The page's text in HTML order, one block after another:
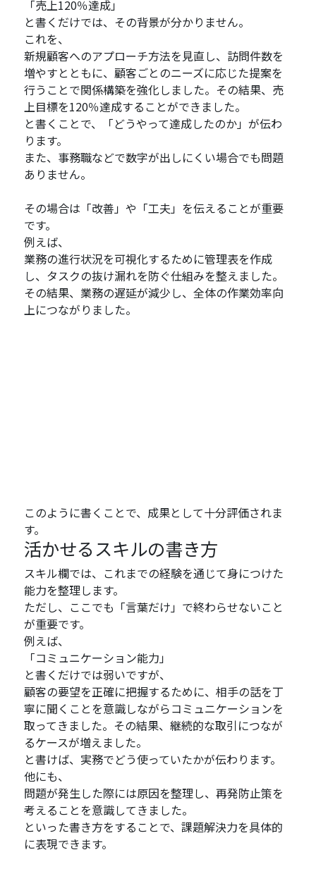
「売上120％達成」
と書くだけでは、その背景が分かりません。
これを、
新規顧客へのアプローチ方法を見直し、訪問件数を
増やすとともに、顧客ごとのニーズに応じた提案を
行うことで関係構築を強化しました。その結果、売
上目標を120％達成することができました。
と書くことで、「どうやって達成したのか」が伝わ
ります。
また、事務職などで数字が出しにくい場合でも問題
ありません。
その場合は「改善」や「工夫」を伝えることが重要
です。
例えば、
業務の進行状況を可視化するために管理表を作成
し、タスクの抜け漏れを防ぐ仕組みを整えました。
その結果、業務の遅延が減少し、全体の作業効率向
上につながりました。
このように書くことで、成果として十分評価されま
す。
活かせるスキルの書き方
スキル欄では、これまでの経験を通じて身につけた
能力を整理します。
ただし、ここでも「言葉だけ」で終わらせないこと
が重要です。
例えば、
「コミュニケーション能力」
と書くだけでは弱いですが、
顧客の要望を正確に把握するために、相手の話を丁
寧に聞くことを意識しながらコミュニケーションを
取ってきました。その結果、継続的な取引につなが
るケースが増えました。
と書けば、実務でどう使っていたかが伝わります。
他にも、
問題が発生した際には原因を整理し、再発防止策を
考えることを意識してきました。
といった書き方をすることで、課題解決力を具体的
に表現できます。